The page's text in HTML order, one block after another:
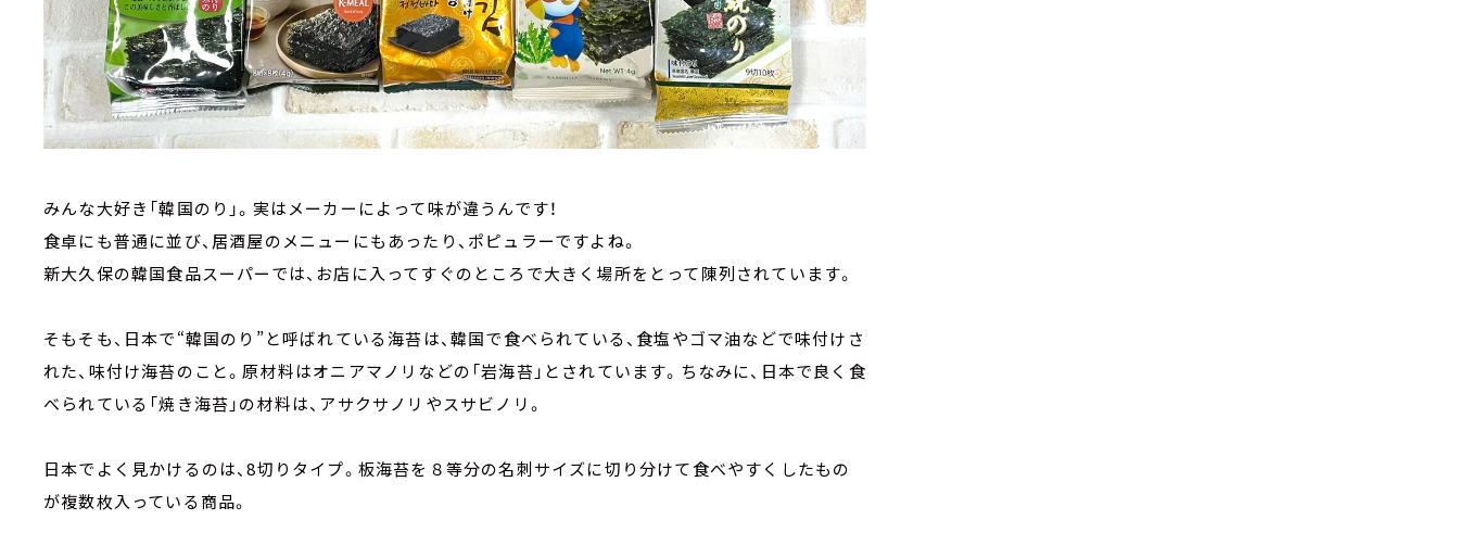
みんな大好き「韓国のり」。実はメーカーによって味が違うんです！
食卓にも普通に並び、居酒屋のメニューにもあったり、ポピュラーですよね。
新大久保の韓国食品スーパーでは、お店に入ってすぐのところで大きく場所をとって陳列されています。
そもそも、日本で“韓国のり”と呼ばれている海苔は、韓国で食べられている、食塩やゴマ油などで味付けさ
れた、味付け海苔のこと。原材料はオニアマノリなどの「岩海苔」とされています。ちなみに、日本で良く食
べられている「焼き海苔」の材料は、アサクサノリやスサビノリ。
日本でよく見かけるのは、8切りタイプ。板海苔を８等分の名刺サイズに切り分けて食べやすくしたもの
が複数枚入っている商品。